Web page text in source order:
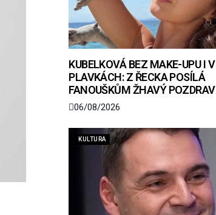
KUBELKOVÁ BEZ MAKE-UPU I V
PLAVKÁCH: Z ŘECKA POSÍLÁ
FANOUŠKŮM ŽHAVÝ POZDRAV
06/08/2026
KULTURA